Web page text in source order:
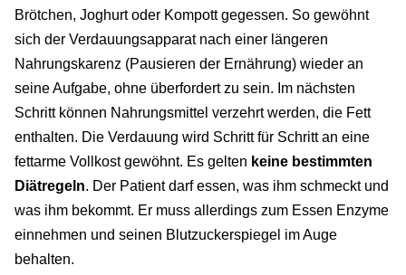
Brötchen, Joghurt oder Kompott gegessen. So gewöhnt
sich der Verdauungsapparat nach einer längeren
Nahrungskarenz (Pausieren der Ernährung) wieder an
seine Aufgabe, ohne überfordert zu sein. Im nächsten
Schritt können Nahrungsmittel verzehrt werden, die Fett
enthalten. Die Verdauung wird Schritt für Schritt an eine
fettarme Vollkost gewöhnt. Es gelten keine bestimmten
Diätregeln. Der Patient darf essen, was ihm schmeckt und
was ihm bekommt. Er muss allerdings zum Essen Enzyme
einnehmen und seinen Blutzuckerspiegel im Auge
behalten.